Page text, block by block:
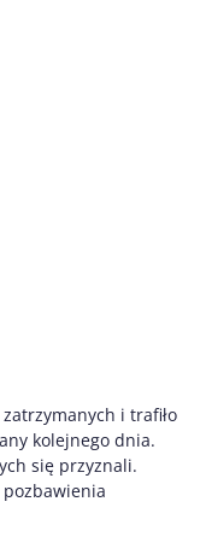
i trafiło
kolejnego dnia.
się przyznali.